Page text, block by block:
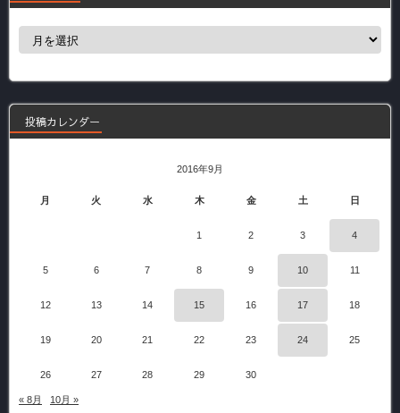
事
投稿カレンダー
2016年9月
月 火 水 木 金 土 日
1 2 3 4
5 6 7 8 9 10 11
12 13 14 15 16 17 18
19 20 21 22 23 24 25
26 27 28 29 30
« 8月 10月 »